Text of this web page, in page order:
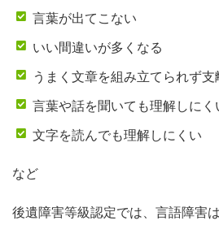
言葉が出てこない
いい間違いが多くなる
うまく文章を組み立てられず支
言葉や話を聞いても理解しにく
文字を読んでも理解しにくい
など
後遺障害等級認定では、言語障害